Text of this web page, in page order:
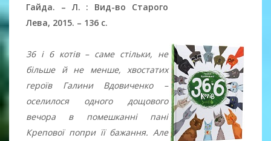
Гайда. – Л. : Вид-во Старого
Лева, 2015. – 136 c.
36 і 6 котів – саме стільки, не
більше й не менше, хвостатих
героїв Галини Вдовиченко –
оселилося одного дощового
вечора в помешканні пані
Крепової попри її бажання. Але